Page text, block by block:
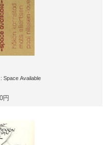
Space Available
円